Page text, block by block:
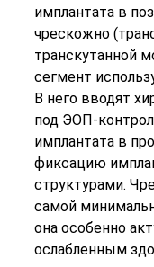
имплантата в
чрескожно
транскутанной
сегмент
В него вводят
под ЭОП-
имплантата в
фиксацию
структурами.
самой
она особенно
ослабленным